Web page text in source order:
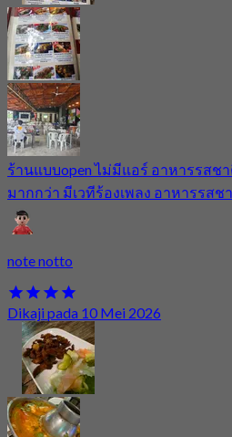
ร้านแบบopen ไม่มีแอร์ อาหารรสช
มากกว่า มีเวทีร้องเพลง อาหารรสช
note notto
Dikaji pada 10 Mei 2026